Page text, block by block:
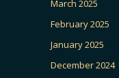
March 2025
February 2025
January 2025
December 2024